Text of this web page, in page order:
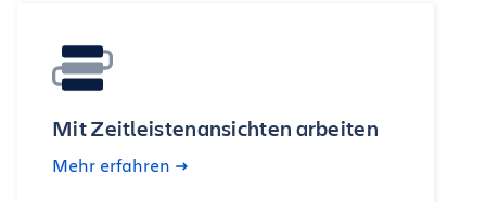
Mit Zeitleistenansichten arbeiten
Mehr erfahren